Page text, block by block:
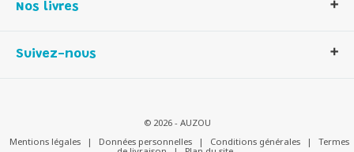
Notre histoire
Contactez-nous
Nos livres
Livres enfants
Suivez-nous
© 2026 - AUZOU
Mentions légales
| Données personnelles | Conditions générales |
Termes